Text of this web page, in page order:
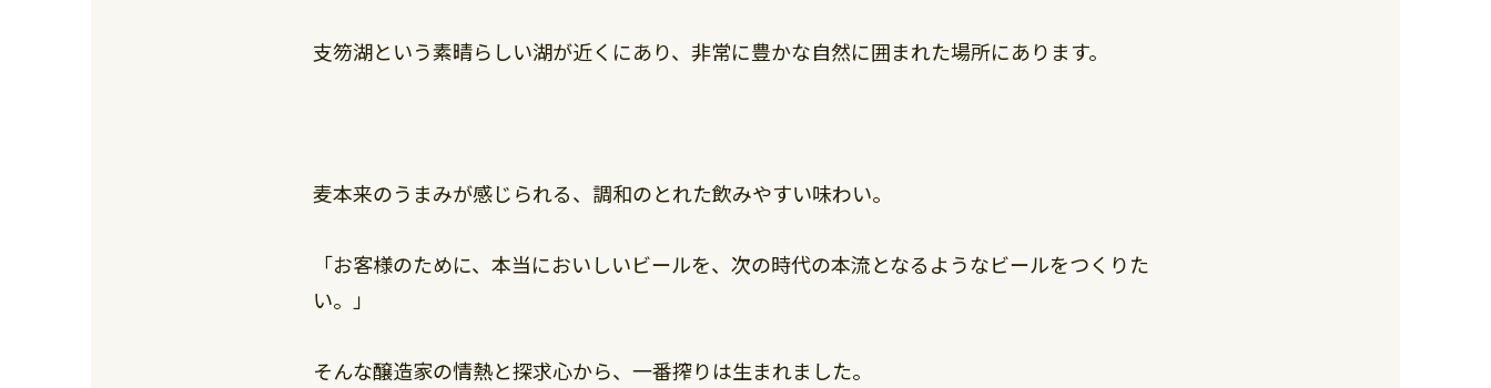
支笏湖という素晴らしい湖が近くにあり、非常に豊かな自然に囲まれた場所にあります。
麦本来のうまみが感じられる、調和のとれた飲みやすい味わい。
「お客様のために、本当においしいビールを、次の時代の本流となるようなビールをつくりた
い。」
そんな醸造家の情熱と探求心から、一番搾りは生まれました。